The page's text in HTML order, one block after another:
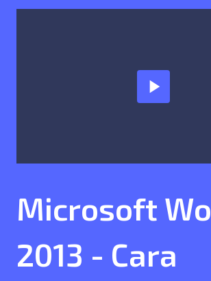
play_arrow
Microsoft
2013 - Cara